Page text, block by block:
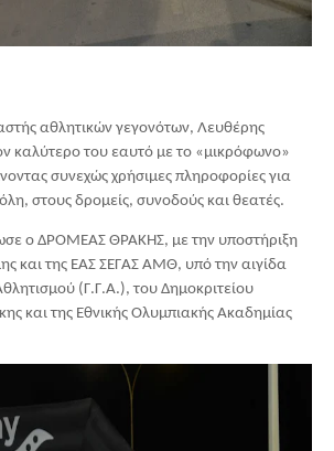
αθλητικών γεγονότων, Λευθέρης
καλύτερο του εαυτό με το «μικρόφωνο»
συνεχώς χρήσιμες πληροφορίες για
στους δρομείς, συνοδούς και θεατές.
ο ΔΡΟΜΕΑΣ ΘΡΑΚΗΣ, με την υποστήριξη
και της ΕΑΣ ΣΕΓΑΣ ΑΜΘ, υπό την αιγίδα
(Γ.Γ.Α.), του Δημοκριτείου
και της Εθνικής Ολυμπιακής Ακαδημίας